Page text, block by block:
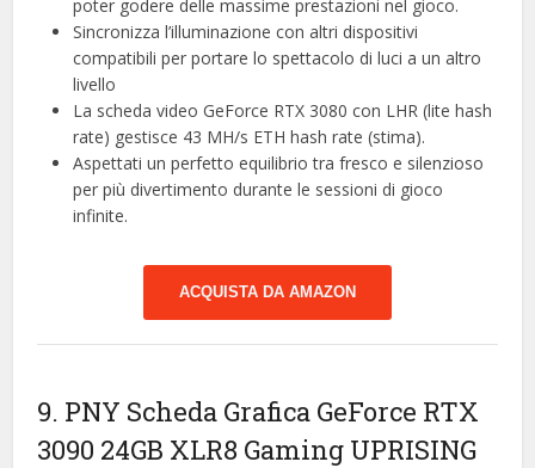
poter godere delle massime prestazioni nel gioco.
Sincronizza l’illuminazione con altri dispositivi
compatibili per portare lo spettacolo di luci a un altro
livello
La scheda video GeForce RTX 3080 con LHR (lite hash
rate) gestisce 43 MH/s ETH hash rate (stima).
Aspettati un perfetto equilibrio tra fresco e silenzioso
per più divertimento durante le sessioni di gioco
infinite.
ACQUISTA DA AMAZON
9. PNY Scheda Grafica GeForce RTX
3090 24GB XLR8 Gaming UPRISING